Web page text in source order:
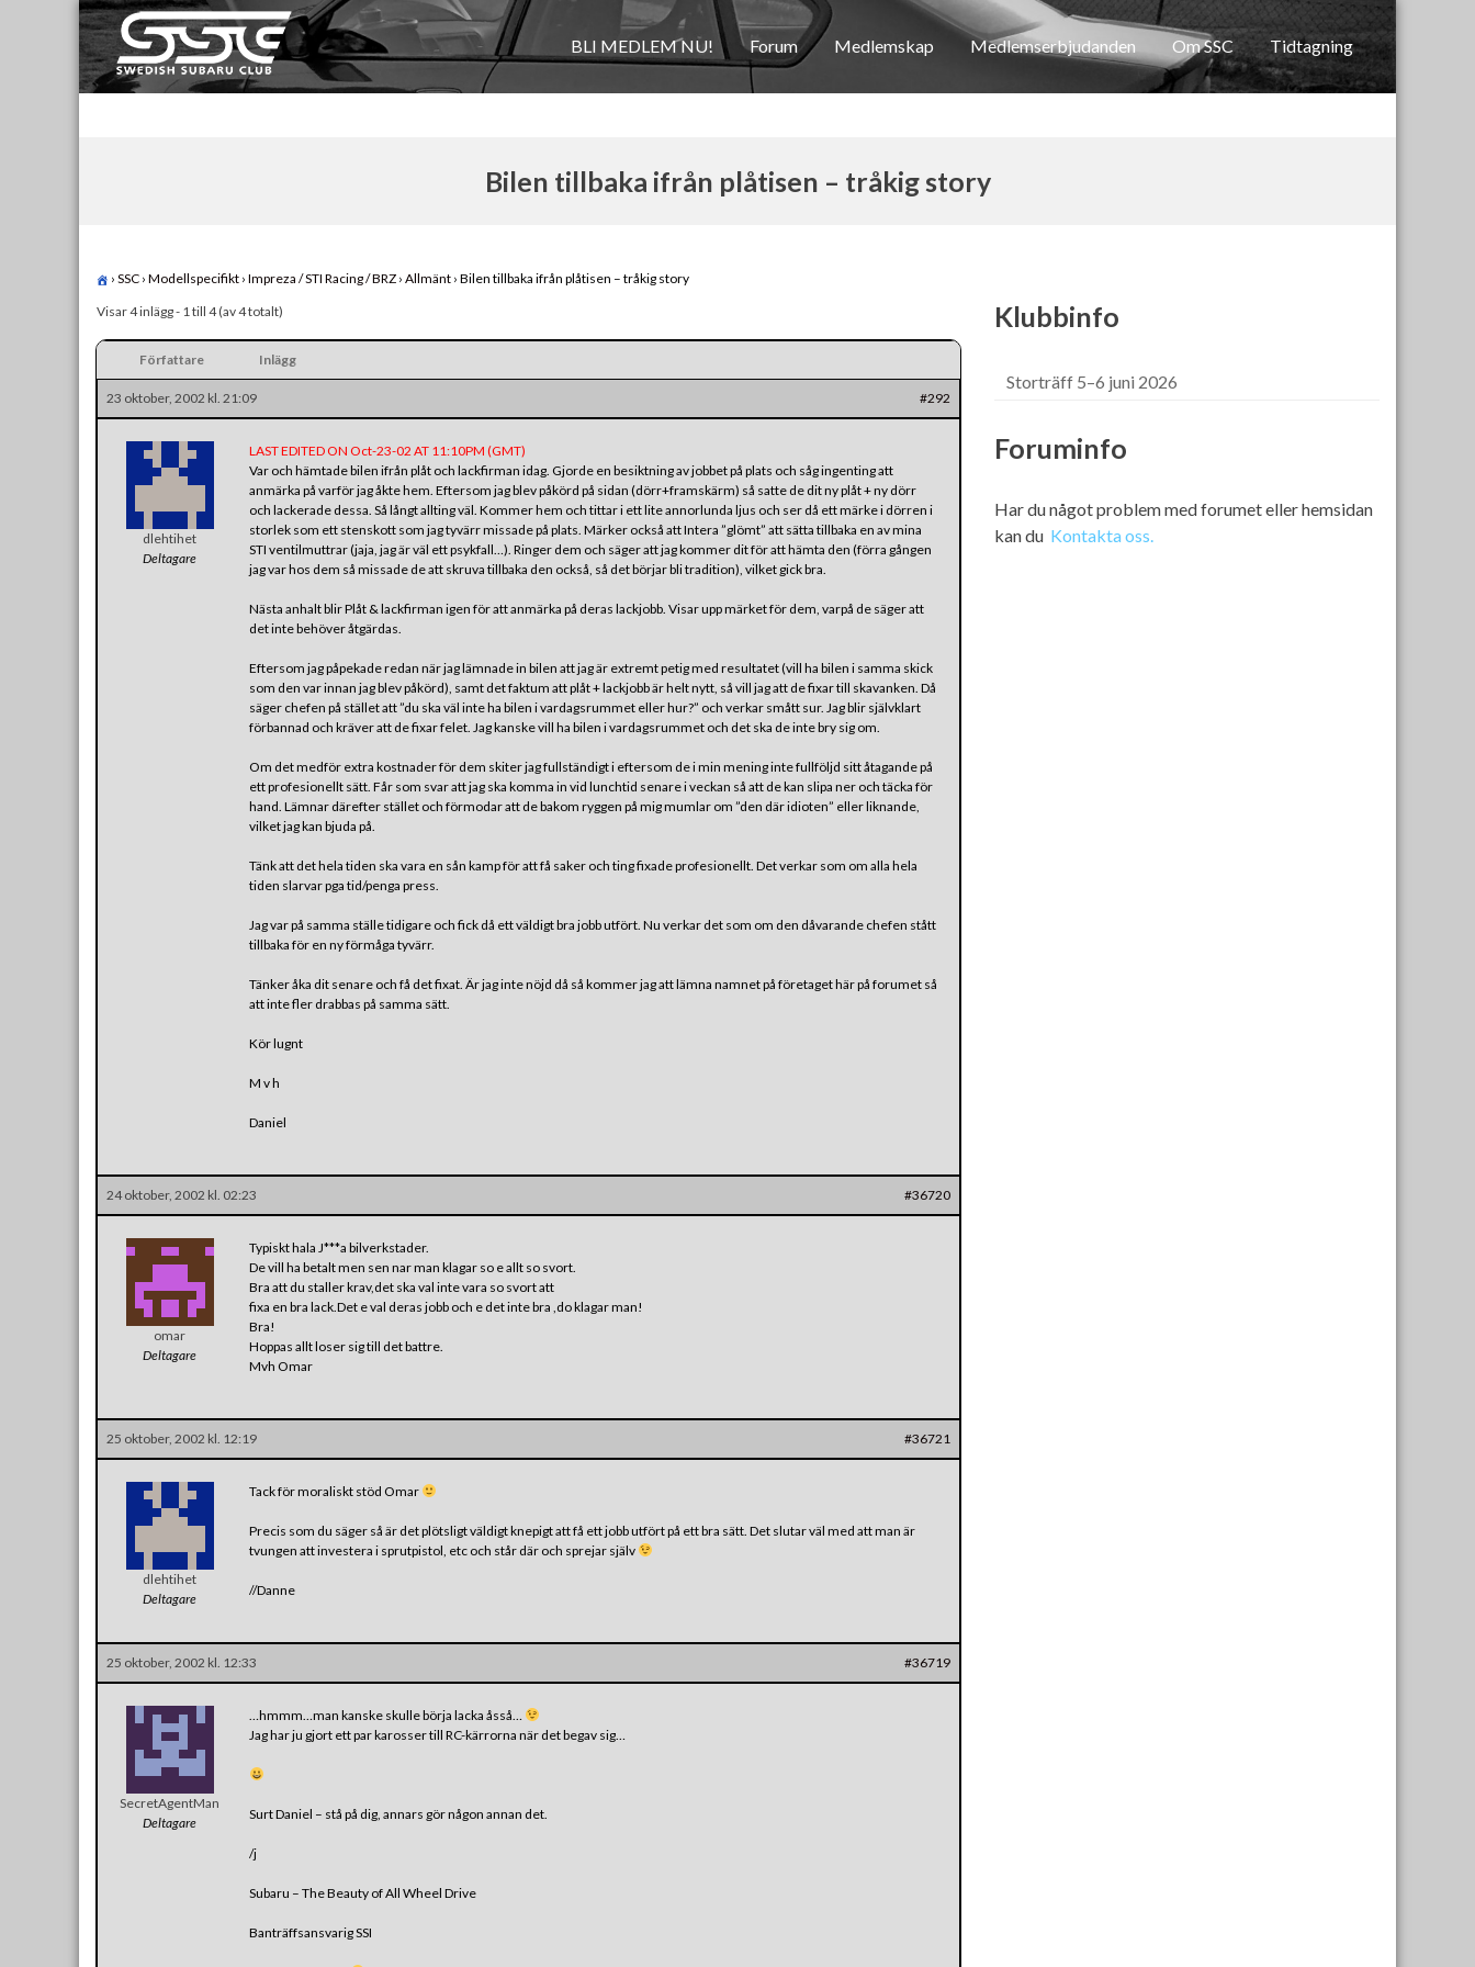
Skip
to
content
Swedish Subaru Club
För oss som älskar Subaru!
BLI MEDLEM NU! Forum Medlemskap Medlemserbjudanden Om SSC Tidtagning
Bilen tillbaka ifrån plåtisen – tråkig story
› SSC › Modellspecifikt › Impreza / STI Racing / BRZ › Allmänt › Bilen tillbaka ifrån plåtisen – tråkig story
Visar 4 inlägg - 1 till 4 (av 4 totalt)
Författare Inlägg
23 oktober, 2002 kl. 21:09 #292
dlehtihet
Deltagare
LAST EDITED ON Oct-23-02 AT 11:10PM (GMT)
Var och hämtade bilen ifrån plåt och lackfirman idag. Gjorde en besiktning av jobbet på plats och såg ingenting att
anmärka på varför jag åkte hem. Eftersom jag blev påkörd på sidan (dörr+framskärm) så satte de dit ny plåt + ny dörr
och lackerade dessa. Så långt allting väl. Kommer hem och tittar i ett lite annorlunda ljus och ser då ett märke i dörren i
storlek som ett stenskott som jag tyvärr missade på plats. Märker också att Intera ”glömt” att sätta tillbaka en av mina
STI ventilmuttrar (jaja, jag är väl ett psykfall…). Ringer dem och säger att jag kommer dit för att hämta den (förra gången
jag var hos dem så missade de att skruva tillbaka den också, så det börjar bli tradition), vilket gick bra.
Nästa anhalt blir Plåt & lackfirman igen för att anmärka på deras lackjobb. Visar upp märket för dem, varpå de säger att
det inte behöver åtgärdas.
Eftersom jag påpekade redan när jag lämnade in bilen att jag är extremt petig med resultatet (vill ha bilen i samma skick
som den var innan jag blev påkörd), samt det faktum att plåt + lackjobb är helt nytt, så vill jag att de fixar till skavanken. Då
säger chefen på stället att ”du ska väl inte ha bilen i vardagsrummet eller hur?” och verkar smått sur. Jag blir självklart
förbannad och kräver att de fixar felet. Jag kanske vill ha bilen i vardagsrummet och det ska de inte bry sig om.
Om det medför extra kostnader för dem skiter jag fullständigt i eftersom de i min mening inte fullföljd sitt åtagande på
ett profesionellt sätt. Får som svar att jag ska komma in vid lunchtid senare i veckan så att de kan slipa ner och täcka för
hand. Lämnar därefter stället och förmodar att de bakom ryggen på mig mumlar om ”den där idioten” eller liknande,
vilket jag kan bjuda på.
Tänk att det hela tiden ska vara en sån kamp för att få saker och ting fixade profesionellt. Det verkar som om alla hela
tiden slarvar pga tid/penga press.
Jag var på samma ställe tidigare och fick då ett väldigt bra jobb utfört. Nu verkar det som om den dåvarande chefen stått
tillbaka för en ny förmåga tyvärr.
Tänker åka dit senare och få det fixat. Är jag inte nöjd då så kommer jag att lämna namnet på företaget här på forumet så
att inte fler drabbas på samma sätt.
Kör lugnt
M v h
Daniel
24 oktober, 2002 kl. 02:23 #36720
omar
Deltagare
Typiskt hala J***a bilverkstader.
De vill ha betalt men sen nar man klagar so e allt so svort.
Bra att du staller krav,det ska val inte vara so svort att
fixa en bra lack.Det e val deras jobb och e det inte bra ,do klagar man!
Bra!
Hoppas allt loser sig till det battre.
Mvh Omar
25 oktober, 2002 kl. 12:19 #36721
dlehtihet
Deltagare
Tack för moraliskt stöd Omar
Precis som du säger så är det plötsligt väldigt knepigt att få ett jobb utfört på ett bra sätt. Det slutar väl med att man är
tvungen att investera i sprutpistol, etc och står där och sprejar själv
//Danne
25 oktober, 2002 kl. 12:33 #36719
SecretAgentMan
Deltagare
…hmmm…man kanske skulle börja lacka åsså…
Jag har ju gjort ett par karosser till RC-kärrorna när det begav sig…
Surt Daniel – stå på dig, annars gör någon annan det.
/j
Subaru – The Beauty of All Wheel Drive
Banträffsansvarig SSI
Klubbinfo
Storträff 5–6 juni 2026
Foruminfo
Har du något problem med forumet eller hemsidan
kan du Kontakta oss.